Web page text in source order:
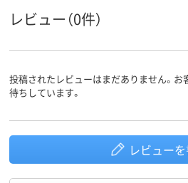
レビュー（0件）
投稿されたレビューはまだありません。
待ちしています。
レビューを